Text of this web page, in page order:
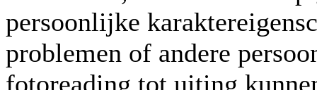
persoonlijke
problemen of andere
fotoreading tot uiting